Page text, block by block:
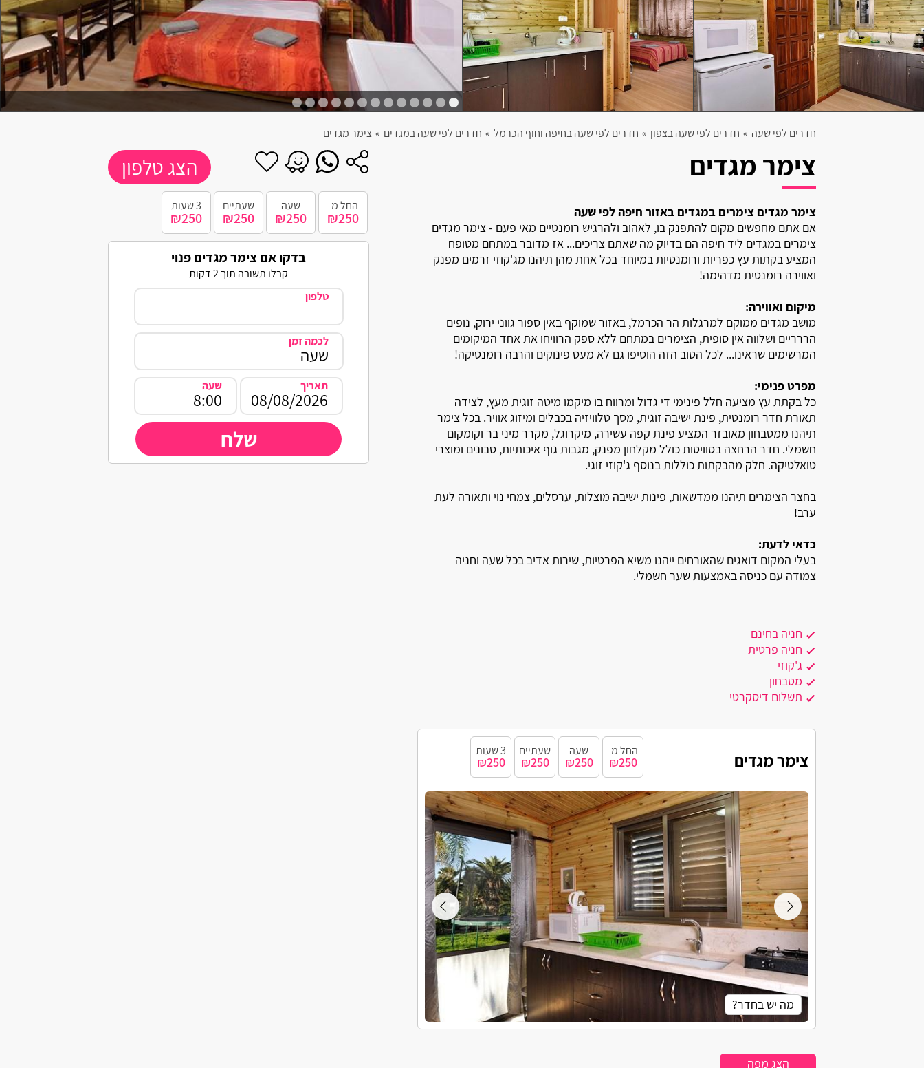
קרית אתא
קרית מוצקין
בית עריף
חולון
יבנאל
אליפלט
קרית ביאליק
אשרת
אלקוש
אביטל
אמירים
אליקים
אחיהוד
אחיטוב
אבטליון
אביאל
אביגדור
אביחיל
אביעזר
אבירים
אבן יצחק
אור עקיבא
בית אורן
בית העמק
תשלום דיסקרטי
צימר מבודד
חצר
חדרים לפי שעה » חדרים לפי שעה בצפון » חדרים לפי שעה בחיפה וחוף הכרמל » חדרים לפי שעה במגדים » צימר מגדים
צימר מגדים
החל מ-
₪250
שעה
₪250
שעתיים
₪250
3 שעות
₪250
בדקו אם צימר מגדים פנוי
קבלו תשובה תוך 2 דקות
טלפון
לכמה זמן
תאריך שעה
שלח
הצג טלפון
צימר מגדים צימרים במגדים באזור חיפה לפי שעה
אם אתם מחפשים מקום להתפנק בו, לאהוב ולהרגיש רומנטיים מאי פעם - צימר מגדים
צימרים במגדים ליד חיפה הם בדיוק מה שאתם צריכים... אז מדובר במתחם מטופח
המציע בקתות עץ כפריות ורומנטיות במיוחד בכל אחת מהן תיהנו מג'קוזי זרמים מפנק
ואווירה רומנטית מדהימה!
מיקום ואווירה:
מושב מגדים ממוקם למרגלות הר הכרמל, באזור שמוקף באין ספור גווני ירוק, נופים
הררריים ושלווה אין סופית, הצימרים במתחם ללא ספק הרוויחו את אחד המיקומים
המרשימים שראינו... לכל הטוב הזה הוסיפו גם לא מעט פינוקים והרבה רומנטיקה!
מפרט פנימי:
כל בקתת עץ מציעה חלל פינימי די גדול ומרווח בו מיקמו מיטה זוגית מעץ, לצידה
תאורת חדר רומנטית, פינת ישיבה זוגית, מסך טלוויזיה בכבלים ומיזוג אוויר. בכל צימר
תיהנו ממטבחון מאובזר המציע פינת קפה עשירה, מיקרוגל, מקרר מיני בר וקומקום
חשמלי. חדר הרחצה בסוויטות כולל מקלחון מפנק, מגבות גוף איכותיות, סבונים ומוצרי
טואלטיקה. חלק מהבקתות כוללות בנוסף ג'קוזי זוגי.
בחצר הצימרים תיהנו ממדשאות, פינות ישיבה מוצלות, ערסלים, צמחי נוי ותאורה לעת
ערב!
כדאי לדעת:
בעלי המקום דואגים שהאורחים ייהנו משיא הפרטיות, שירות אדיב בכל שעה וחניה
צמודה עם כניסה באמצעות שער חשמלי.
חניה בחינם
חניה פרטית
ג'קוזי
מטבחון
תשלום דיסקרטי
צימר מגדים החל מ-
₪250
שעה
₪250
שעתיים
₪250
3 שעות
₪250
מה יש בחדר?
מטבחון
הצג מפה